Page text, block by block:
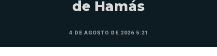
de Hamás
4 DE AGOSTO DE 2026 5:21